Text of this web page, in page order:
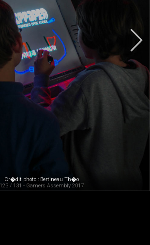
Cr�dit photo : Bertineau Th�o
123 / 131 - Gamers Assembly 2017